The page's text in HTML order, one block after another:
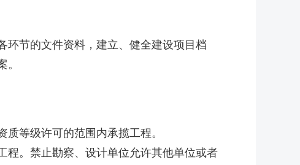
节的文件资料，建立、健全建设项目档
等级许可的范围内承揽工程。
。禁止勘察、设计单位允许其他单位或者